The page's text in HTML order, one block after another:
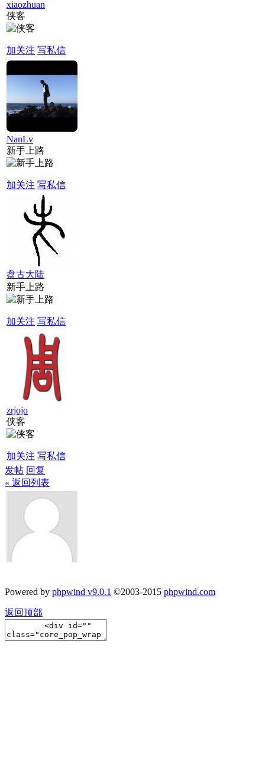
xiaozhuan
侠客
加关注 写私信
NanLv
新手上路
加关注 写私信
盘古大陆
新手上路
加关注 写私信
zrjojo
侠客
加关注 写私信
发帖 回复
« 返回列表
Powered by phpwind v9.0.1 ©2003-2015 phpwind.com
返回顶部